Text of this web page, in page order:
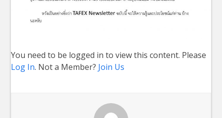
You need to be logged in to view this content. Please
Log In. Not a Member? Join Us